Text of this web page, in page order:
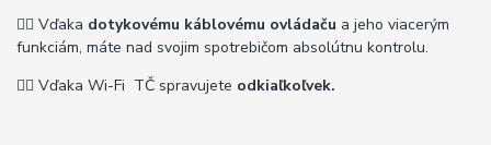
👉🏽 Vďaka dotykovému káblovému ovládaču a jeho viacerým
funkciám, máte nad svojim spotrebičom absolútnu kontrolu.
👉🏽 Vďaka Wi-Fi TČ spravujete odkiaľkoľvek.